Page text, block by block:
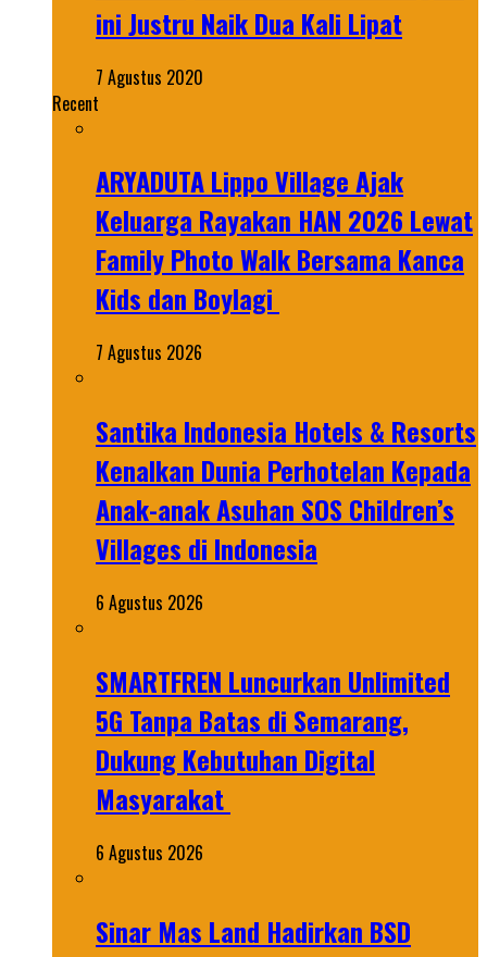
ini Justru Naik Dua Kali Lipat
7 Agustus 2020
Recent
ARYADUTA Lippo Village Ajak
Keluarga Rayakan HAN 2026 Lewat
Family Photo Walk Bersama Kanca
Kids dan Boylagi
7 Agustus 2026
Santika Indonesia Hotels & Resorts
Kenalkan Dunia Perhotelan Kepada
Anak-anak Asuhan SOS Children’s
Villages di Indonesia
6 Agustus 2026
SMARTFREN Luncurkan Unlimited
5G Tanpa Batas di Semarang,
Dukung Kebutuhan Digital
Masyarakat
6 Agustus 2026
Sinar Mas Land Hadirkan BSD